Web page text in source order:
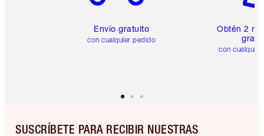
Envío gratuito
con cualquier pedido
Obtén 2
gratis
con
SUSCRÍBETE PARA RECIBIR NUESTRAS